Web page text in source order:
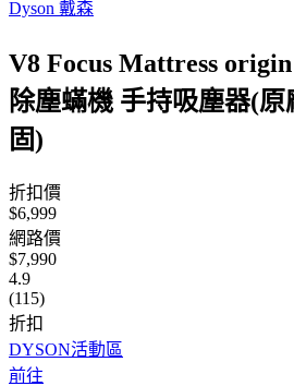
Dyson 戴森
V8 Focus Mattress
除塵蟎機 手持吸塵器(
固)
折扣價
$6,999
網路價
$7,990
4.9
(115)
折扣
DYSON活動區
前往